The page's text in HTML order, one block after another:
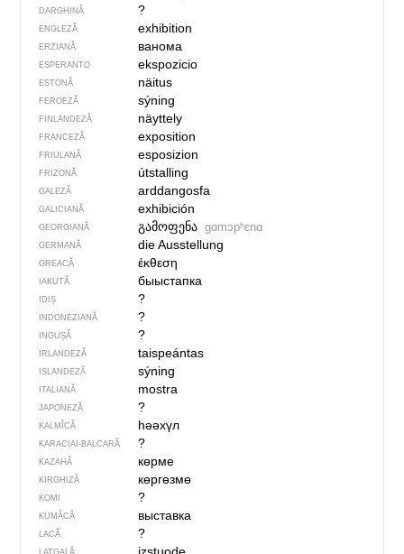
DARGHINĂ ?
ENGLEZĂ exhibition
ERZIANĂ ванома
ESPERANTO ekspozicio
ESTONĂ näitus
FEROEZĂ sýning
FINLANDEZĂ näyttely
FRANCEZĂ exposition
FRIULANĂ esposizion
FRIZONĂ útstalling
GALEZĂ arddangosfa
GALICIANĂ exhibición
GEORGIANĂ გამოფენა gɑmɔpʰɛnɑ
GERMANĂ die Ausstellung
GREACĂ έκθεση
IAKUTĂ быыстапка
IDIȘ ?
INDONEZIANĂ ?
INGUȘĂ ?
IRLANDEZĂ taispeántas
ISLANDEZĂ sýning
ITALIANĂ mostra
JAPONEZĂ ?
KALMÎCĂ һәәхүл
KARACIAI-BALCARĂ ?
KAZAHĂ көрме
KIRGHIZĂ көргөзмө
KOMI ?
KUMÂCĂ выставка
LACĂ ?
LATGALĂ